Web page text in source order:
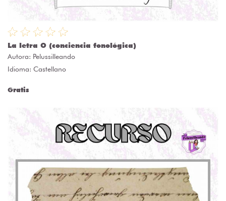
La letra O (conciencia fonológica)
Autora: Pelussilleando
Idioma: Castellano
Gratis